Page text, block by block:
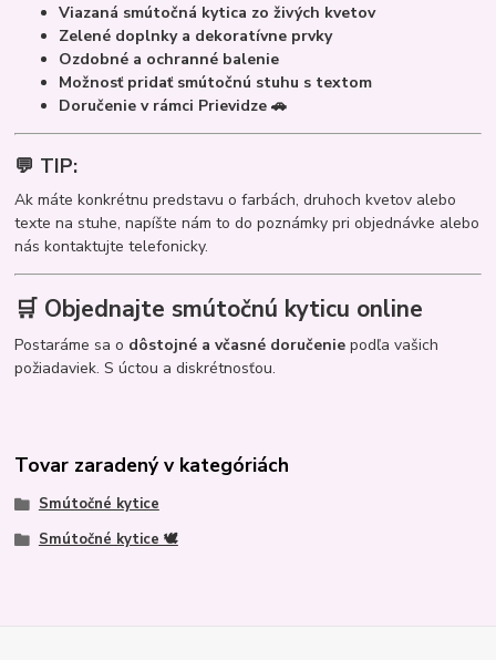
Viazaná smútočná kytica zo živých kvetov
Zelené doplnky a dekoratívne prvky
Ozdobné a ochranné balenie
Možnosť pridať smútočnú stuhu s textom
Doručenie v rámci Prievidze 🚗
💬 TIP:
Ak máte konkrétnu predstavu o farbách, druhoch kvetov alebo
texte na stuhe, napíšte nám to do poznámky pri objednávke alebo
nás kontaktujte telefonicky.
🛒 Objednajte smútočnú kyticu online
Postaráme sa o dôstojné a včasné doručenie podľa vašich
požiadaviek. S úctou a diskrétnosťou.
Tovar zaradený v kategóriách
Smútočné kytice
Smútočné kytice 🕊️